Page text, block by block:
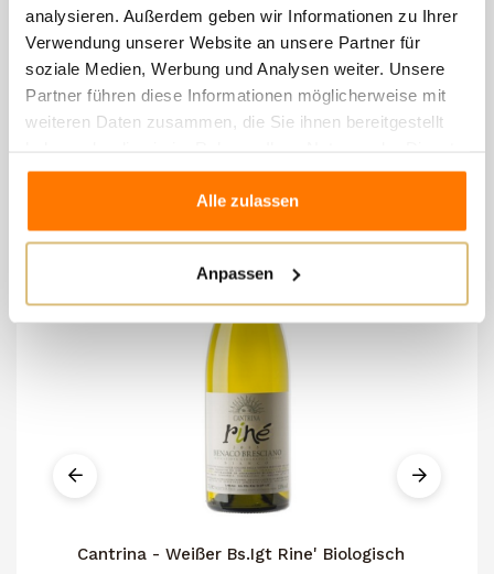
analysieren. Außerdem geben wir Informationen zu Ihrer
Verwendung unserer Website an unsere Partner für
soziale Medien, Werbung und Analysen weiter. Unsere
Partner führen diese Informationen möglicherweise mit
weiteren Daten zusammen, die Sie ihnen bereitgestellt
gesammelt haben.
Alle zulassen
Anpassen
8 andere Artikel in der
gleichen Kategorie:
Cantrina - Weißer Bs.Igt Rine' Biologisch